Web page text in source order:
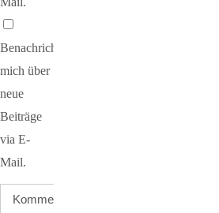
Benachrichtige
mich über
neue
Beiträge
via E-
Mail.